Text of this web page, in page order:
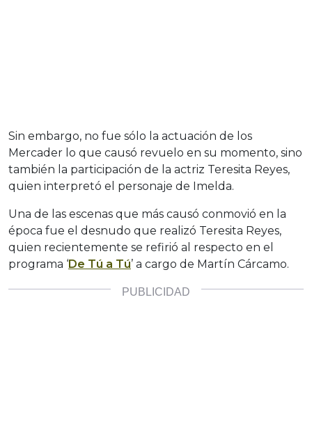
Sin embargo, no fue sólo la actuación de los
Mercader lo que causó revuelo en su momento, sino
también la participación de la actriz Teresita Reyes,
quien interpretó el personaje de Imelda.
Una de las escenas que más causó conmovió en la
época fue el desnudo que realizó Teresita Reyes,
quien recientemente se refirió al respecto en el
programa ‘De Tú a Tú’ a cargo de Martín Cárcamo.